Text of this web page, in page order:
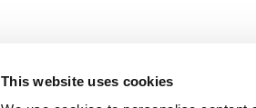
This website uses cookies